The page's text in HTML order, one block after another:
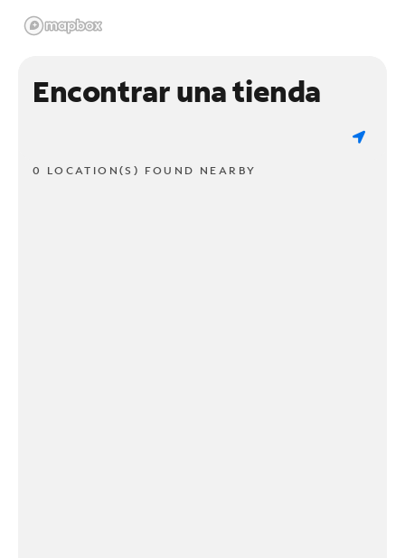
Encontrar una tienda
0 LOCATION(S) FOUND NEARBY